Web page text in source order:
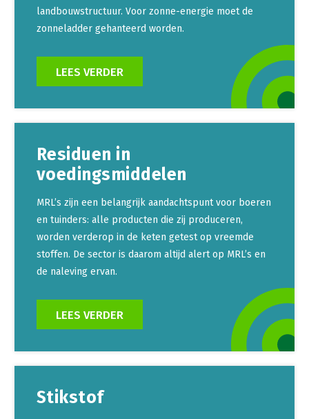
landbouwstructuur. Voor zonne-energie moet de
zonneladder gehanteerd worden.
LEES VERDER
Residuen in
voedingsmiddelen
MRL’s zijn een belangrijk aandachtspunt voor boeren
en tuinders: alle producten die zij produceren,
worden verderop in de keten getest op vreemde
stoffen. De sector is daarom altijd alert op MRL’s en
de naleving ervan.
LEES VERDER
Stikstof